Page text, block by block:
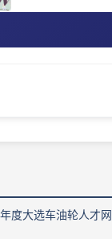
度大选车油轮人才网